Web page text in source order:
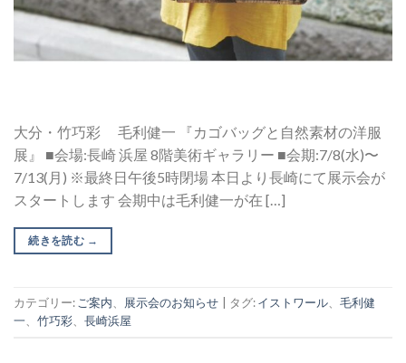
大分・竹巧彩 毛利健一 『カゴバッグと自然素材の洋服
展』 ■会場:長崎 浜屋 8階美術ギャラリー ■会期:7/8(水)〜
7/13(月) ※最終日午後5時閉場 本日より長崎にて展示会が
スタートします 会期中は毛利健一が在 […]
続きを読む →
カテゴリー: ご案内 展示会のお知らせ タグ:イストワール
毛利健
一
竹巧彩 長崎浜屋